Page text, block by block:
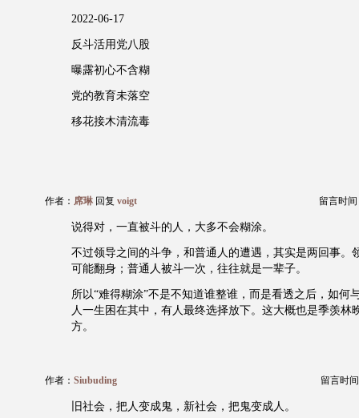
2022-06-17
反斗活用党八股
曝露初心不含糊
党的教育未落空
移花接木清流毒
作者： 席琳 回复 voigt 留言时间
说得对，一直被斗的人，大多不会糊涂。
不过领导之间的斗争，和普通人的遭遇，其实是两回事。
可能翻身；普通人被斗一次，往往就是一辈子。
所以“难得糊涂”不是不知道谁整谁，而是看透之后，如何
人一生困在其中，有人最终选择放下。这大概也是季羡林
方。
作者： Siubuding 留言时
旧社会，把人变成鬼，新社会，把鬼变成人。